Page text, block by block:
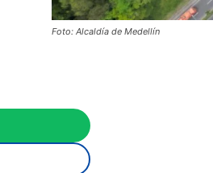
Foto: Alcaldía de Medellín